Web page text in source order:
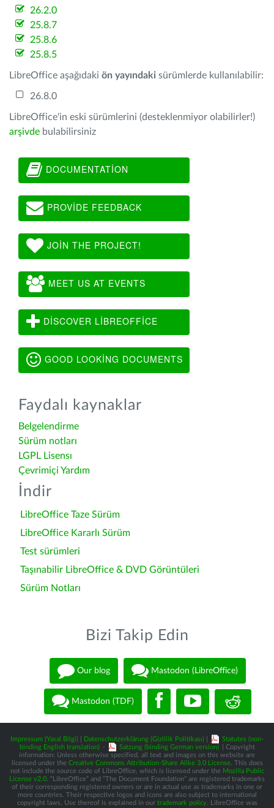
26.2.0
25.8.7
25.8.6
25.8.5
LibreOffice aşağıdaki ön yayındaki sürümlerde kullanılabilir:
26.8.0
LibreOffice'in eski sürümlerini (desteklenmiyor olabilirler!)
arşivde bulabilirsiniz
DOCUMENTATION
PROVIDE FEEDBACK
JOIN THE PROJECT!
MEET US AT EVENTS
DISCOVER LIBREOFFICE
GOOD LOOKING DOCUMENTS
Faydalı kaynaklar
Belgelendirme
Sürüm notları
LGPL Lisensı
Çevrimiçi Yardım
İndir
LibreOffice Taze Sürüm
LibreOffice Kararlı Sürüm
Test sürümleri
Taşınabilir LibreOffice & DVD Görüntüleri
Sürüm Notları
Bizi Takip Edin
Our blog Mastodon (LibreOffice)
Mastodon (TDF)
Impressum (Yasal Bilgi) Datenschutzerklärung (Gizlilik Politikası)
Statutes (non-
binding English translation) - Satzung (binding German version)
| Copyright
information: Unless otherwise specified, all text and images on this website are
licensed under the Creative Commons Attribution-Share Alike 3.0 License. This does
not include the source code of LibreOffice, which is licensed under the Mozilla Public
License v2.0 . “LibreOffice” and “The Document Foundation” are registered trademarks
of their corresponding registered owners or are in actual use as trademarks in one or
more countries. Their respective logos and icons are also subject to international
copyright laws. Use thereof is explained in our trademark policy. LibreOffice was